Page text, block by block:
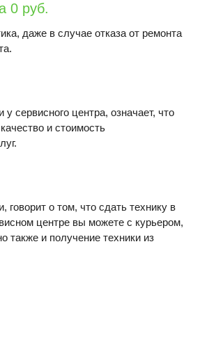
0 руб.
даже в случае отказа от ремонта
у сервисного центра, означает, что
и стоимость
говорит о том, что сдать технику в
центре вы можете с курьером,
также и получение техники из